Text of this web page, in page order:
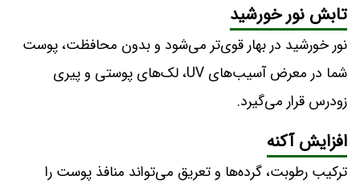
تابش نور خورشید
نور خورشید در بهار قوی‌تر می‌شود و بدون محافظت، پوست
شما در معرض آسیب‌های UV، لک‌های پوستی و پیری
زودرس قرار می‌گیرد.
افزایش آکنه
ترکیب رطوبت، گرده‌ها و تعریق می‌تواند منافذ پوست را